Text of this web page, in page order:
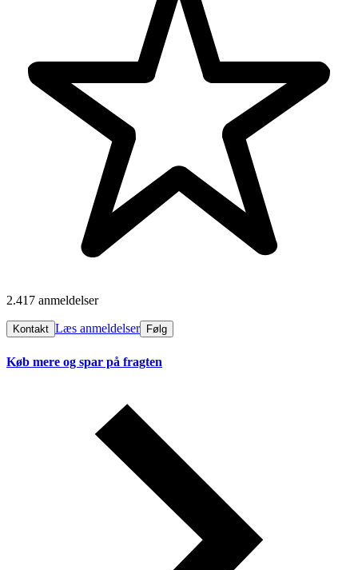
2.417 anmeldelser
Kontakt Læs anmeldelser Følg
Køb mere og spar på fragten